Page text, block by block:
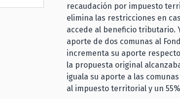
recaudación por impuesto
elimina las restricciones en
accede al beneficio tributario.
aporte de dos comunas al
incrementa su aporte
la propuesta original
iguala su aporte a las
al impuesto territorial y un